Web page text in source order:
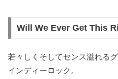
Will We Ever Get This
若々しくそしてセンス溢れる
インディーロック。